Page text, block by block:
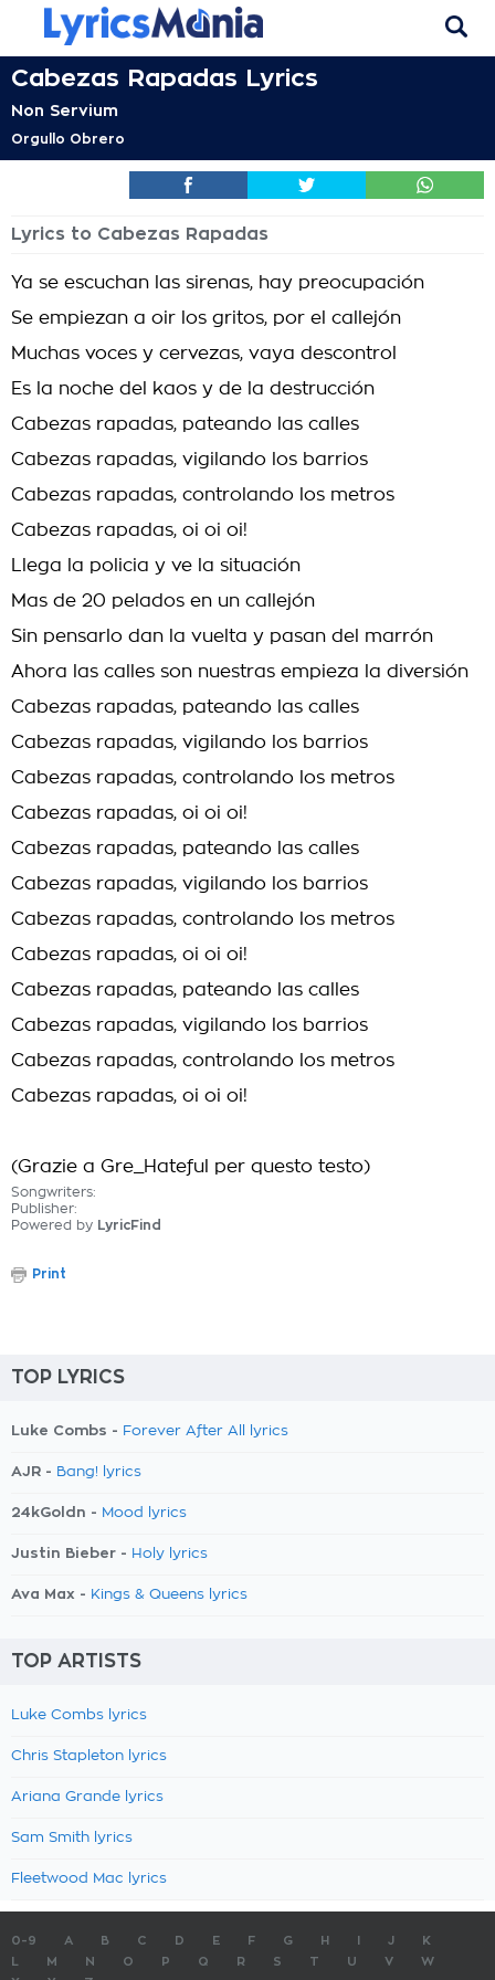
Cabezas Rapadas Lyrics
Non Servium
Orgullo Obrero
Lyrics to Cabezas Rapadas
Ya se escuchan las sirenas, hay preocupación
Se empiezan a oir los gritos, por el callejón
Muchas voces y cervezas, vaya descontrol
Es la noche del kaos y de la destrucción
Cabezas rapadas, pateando las calles
Cabezas rapadas, vigilando los barrios
Cabezas rapadas, controlando los metros
Cabezas rapadas, oi oi oi!
Llega la policia y ve la situación
Mas de 20 pelados en un callejón
Sin pensarlo dan la vuelta y pasan del marrón
Ahora las calles son nuestras empieza la diversión
Cabezas rapadas, pateando las calles
Cabezas rapadas, vigilando los barrios
Cabezas rapadas, controlando los metros
Cabezas rapadas, oi oi oi!
Cabezas rapadas, pateando las calles
Cabezas rapadas, vigilando los barrios
Cabezas rapadas, controlando los metros
Cabezas rapadas, oi oi oi!
Cabezas rapadas, pateando las calles
Cabezas rapadas, vigilando los barrios
Cabezas rapadas, controlando los metros
Cabezas rapadas, oi oi oi!
(Grazie a Gre_Hateful per questo testo)
Songwriters:
Publisher:
Powered by LyricFind
Print
TOP LYRICS
Luke Combs - Forever After All lyrics
AJR - Bang! lyrics
24kGoldn - Mood lyrics
Justin Bieber - Holy lyrics
Ava Max - Kings & Queens lyrics
TOP ARTISTS
Luke Combs lyrics
Chris Stapleton lyrics
Ariana Grande lyrics
Sam Smith lyrics
Fleetwood Mac lyrics
0-9 A B C D E F G H J
K
M N O P Q R S T U V
W